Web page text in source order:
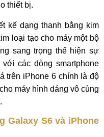
thiết bị.
kế dạng thanh bằng kim
loại tạo cho máy một bộ
sang trọng thể hiện sự
các dòng smartphone
trên iPhone 6 chính là độ
máy hình dáng vô cùng
Galaxy S6 và iPhone